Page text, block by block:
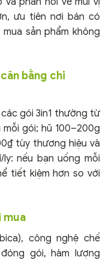
ưu tiên nơi bán có
sản phẩm không
bằng chi
gói 3in1 thường từ
gói; hũ 100–200g
tùy thương hiệu và
nếu bạn uống mỗi
tiết kiệm hơn so với
mua
công nghệ chế
gói, hàm lượng